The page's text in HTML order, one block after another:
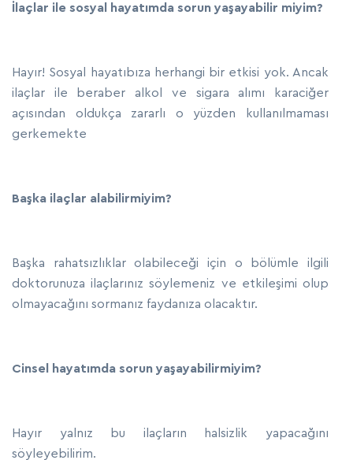
İlaçlar ile sosyal hayatımda sorun yaşayabilir miyim?
Hayır! Sosyal hayatıbıza herhangi bir etkisi yok. Ancak
ilaçlar ile beraber alkol ve sigara alımı karaciğer
açısından oldukça zararlı o yüzden kullanılmaması
gerkemekte
Başka ilaçlar alabilirmiyim?
Başka rahatsızlıklar olabileceği için o bölümle ilgili
doktorunuza ilaçlarınız söylemeniz ve etkileşimi olup
olmayacağını sormanız faydanıza olacaktır.
Cinsel hayatımda sorun yaşayabilirmiyim?
Hayır yalnız bu ilaçların halsizlik yapacağını
söyleyebilirim.